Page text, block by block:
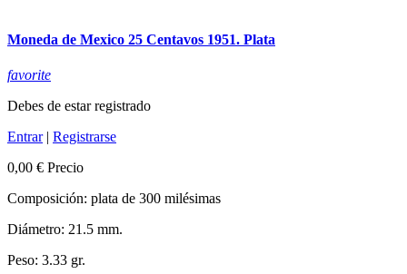
Moneda de Mexico 25 Centavos 1951. Plata
favorite
Debes de estar registrado
Entrar| Registrarse
0,00 € Precio
Composición: plata de 300 milésimas
Diámetro: 21.5 mm.
Peso: 3.33 gr.